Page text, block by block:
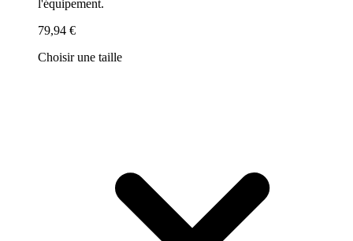
l'équipement.
79,94 €
Choisir une taille